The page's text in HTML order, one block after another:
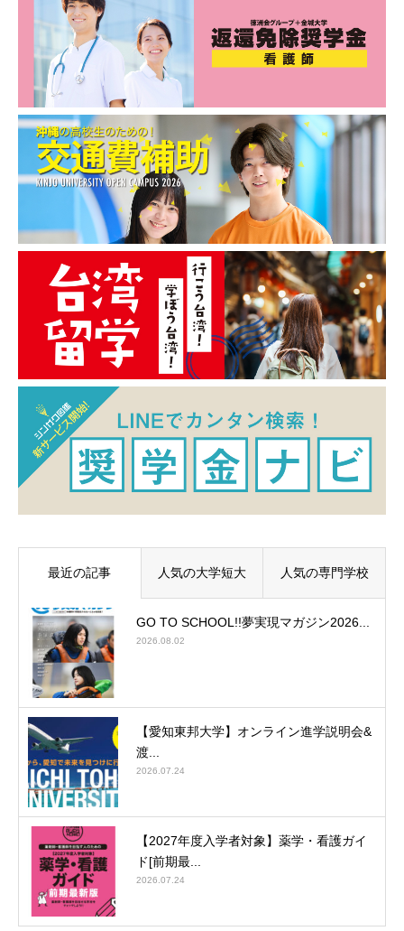
最近の記事 人気の大学短大 人気の専門学校
GO TO SCHOOL!!夢実現マガジン2026...
2026.08.02
【愛知東邦大学】オンライン進学説明会&
渡...
2026.07.24
【2027年度入学者対象】薬学・看護ガイ
ド[前期最...
2026.07.24